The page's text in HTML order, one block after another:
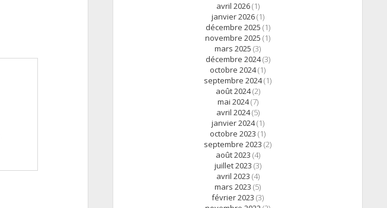
avril 2026(1)
janvier 2026(1)
décembre 2025 (1)
novembre 2025 (1)
mars 2025 (3)
décembre 2024(3)
octobre 2024(1)
septembre 2024(1)
août 2024(2)
mai 2024(7)
avril 2024(5)
janvier 2024(1)
octobre 2023 (1)
septembre 2023 (2)
août 2023 (4)
juillet 2023 (3)
avril 2023 (4)
mars 2023 (5)
février 2023 (3)